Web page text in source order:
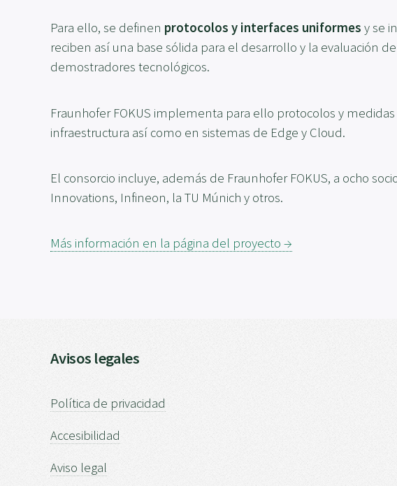
Para ello, se definen protocolos y interfaces uniformes y se
reciben así una base sólida para el desarrollo y la evaluación
demostradores tecnológicos.
Fraunhofer FOKUS implementa para ello protocolos y medidas
infraestructura así como en sistemas de Edge y Cloud.
El consorcio incluye, además de Fraunhofer FOKUS, a ocho
Innovations, Infineon, la TU Múnich y otros.
Más información en la página del proyecto →
Avisos legales
Política de privacidad
Accesibilidad
Aviso legal